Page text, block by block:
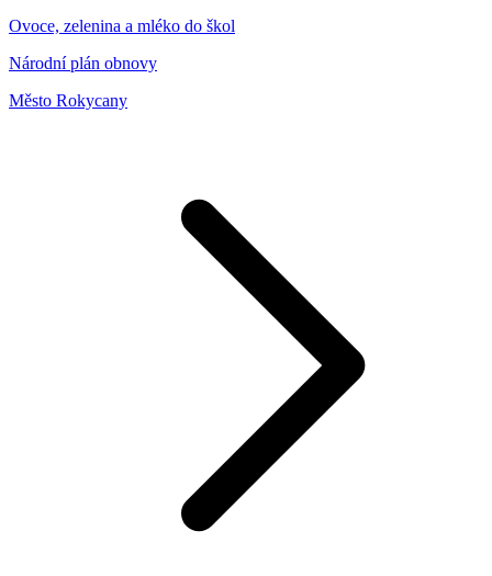
Ovoce, zelenina a mléko do škol
Národní plán obnovy
Město Rokycany